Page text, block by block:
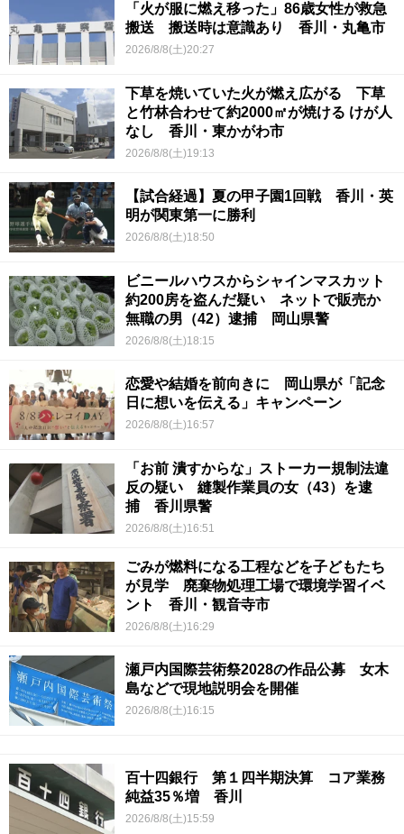
「火が服に燃え移った」86歳女性が救急
搬送 搬送時は意識あり 香川・丸亀市
2026/8/8(土)20:27
下草を焼いていた火が燃え広がる 下草
と竹林合わせて約2000㎡が焼ける けが人
なし 香川・東かがわ市
2026/8/8(土)19:13
【試合経過】夏の甲子園1回戦 香川・英
明が関東第一に勝利
2026/8/8(土)18:50
ビニールハウスからシャインマスカット
約200房を盗んだ疑い ネットで販売か
無職の男（42）逮捕 岡山県警
2026/8/8(土)18:15
恋愛や結婚を前向きに 岡山県が「記念
日に想いを伝える」キャンペーン
2026/8/8(土)16:57
「お前 潰すからな」ストーカー規制法違
反の疑い 縫製作業員の女（43）を逮
捕 香川県警
2026/8/8(土)16:51
ごみが燃料になる工程などを子どもたち
が見学 廃棄物処理工場で環境学習イベ
ント 香川・観音寺市
2026/8/8(土)16:29
瀬戸内国際芸術祭2028の作品公募 女木
島などで現地説明会を開催
2026/8/8(土)16:15
百十四銀行 第１四半期決算 コア業務
純益35％増 香川
2026/8/8(土)15:59